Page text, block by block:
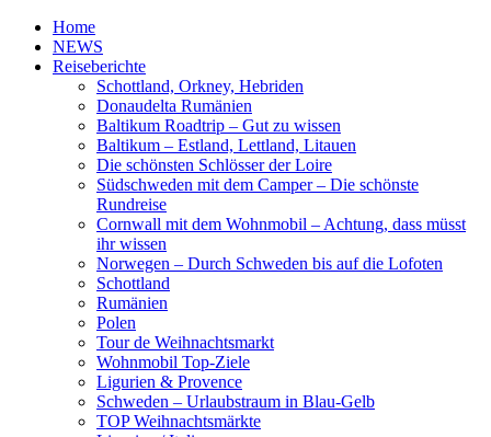
Home
NEWS
Reiseberichte
Schottland, Orkney, Hebriden
Donaudelta Rumänien
Baltikum Roadtrip – Gut zu wissen
Baltikum – Estland, Lettland, Litauen
Die schönsten Schlösser der Loire
Südschweden mit dem Camper – Die schönste
Rundreise
Cornwall mit dem Wohnmobil – Achtung, dass müsst
ihr wissen
Norwegen – Durch Schweden bis auf die Lofoten
Schottland
Rumänien
Polen
Tour de Weihnachtsmarkt
Wohnmobil Top-Ziele
Ligurien & Provence
Schweden – Urlaubstraum in Blau-Gelb
TOP Weihnachtsmärkte